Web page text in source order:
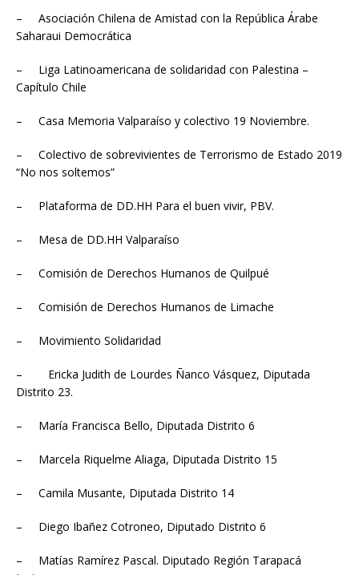
– Asociación Chilena de Amistad con la República Árabe
Saharaui Democrática
– Liga Latinoamericana de solidaridad con Palestina –
Capítulo Chile
– Casa Memoria Valparaíso y colectivo 19 Noviembre.
– Colectivo de sobrevivientes de Terrorismo de Estado 2019
“No nos soltemos”
– Plataforma de DD.HH Para el buen vivir, PBV.
– Mesa de DD.HH Valparaíso
– Comisión de Derechos Humanos de Quilpué
– Comisión de Derechos Humanos de Limache
– Movimiento Solidaridad
– Ericka Judith de Lourdes Ñanco Vásquez, Diputada
Distrito 23.
– María Francisca Bello, Diputada Distrito 6
– Marcela Riquelme Aliaga, Diputada Distrito 15
– Camila Musante, Diputada Distrito 14
– Diego Ibañez Cotroneo, Diputado Distrito 6
– Matías Ramírez Pascal. Diputado Región Tarapacá